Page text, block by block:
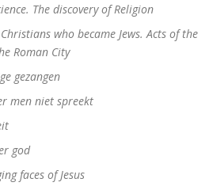
The discovery of Religion
who became Jews. Acts of the
Roman City
gezangen
men niet spreekt
god
faces of Jesus